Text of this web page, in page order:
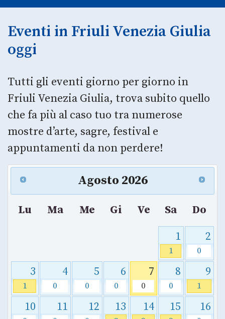
Eventi in Friuli Venezia Giulia
oggi
Tutti gli eventi giorno per giorno in
Friuli Venezia Giulia, trova subito quello
che fa più al caso tuo tra numerose
mostre d’arte, sagre, festival e
appuntamenti da non perdere!
Agosto 2026
Lu Ma Me Gi Ve Sa
Do
1
1
2
0
3
1
4
0
5
0
6
0
7
0
8
0
9
1
10 11 12 13 14 15 16